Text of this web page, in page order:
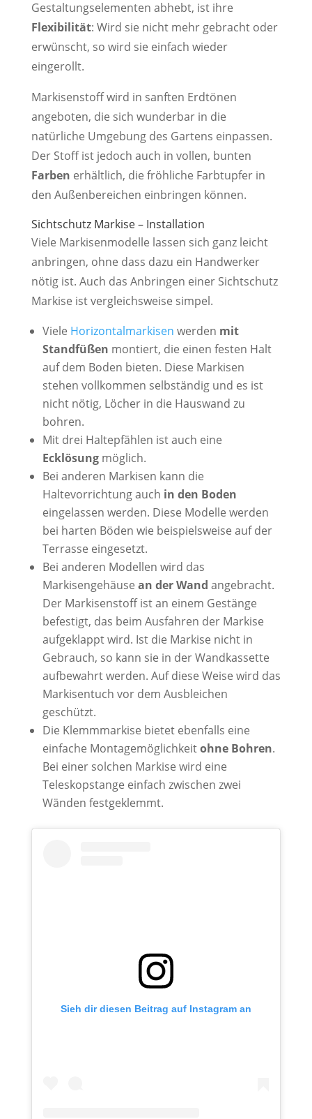
Gestaltungselementen abhebt, ist ihre
Flexibilität: Wird sie nicht mehr gebracht oder
erwünscht, so wird sie einfach wieder
eingerollt.
Markisenstoff wird in sanften Erdtönen
angeboten, die sich wunderbar in die
natürliche Umgebung des Gartens einpassen.
Der Stoff ist jedoch auch in vollen, bunten
Farben erhältlich, die fröhliche Farbtupfer in
den Außenbereichen einbringen können.
Sichtschutz Markise – Installation
Viele Markisenmodelle lassen sich ganz leicht
anbringen, ohne dass dazu ein Handwerker
nötig ist. Auch das Anbringen einer Sichtschutz
Markise ist vergleichsweise simpel.
Viele Horizontalmarkisen werden mit
Standfüßen montiert, die einen festen Halt
auf dem Boden bieten. Diese Markisen
stehen vollkommen selbständig und es ist
nicht nötig, Löcher in die Hauswand zu
bohren.
Mit drei Haltepfählen ist auch eine
Ecklösungmöglich.
Bei anderen Markisen kann die
Haltevorrichtung auch in den Boden
eingelassen werden. Diese Modelle werden
bei harten Böden wie beispielsweise auf der
Terrasse eingesetzt.
Bei anderen Modellen wird das
Markisengehäuse an der Wand angebracht.
Der Markisenstoff ist an einem Gestänge
befestigt, das beim Ausfahren der Markise
aufgeklappt wird. Ist die Markise nicht in
Gebrauch, so kann sie in der Wandkassette
aufbewahrt werden. Auf diese Weise wird das
Markisentuch vor dem Ausbleichen
geschützt.
Die Klemmmarkise bietet ebenfalls eine
einfache Montagemöglichkeitohne Bohren.
Bei einer solchen Markise wird eine
Teleskopstange einfach zwischen zwei
Wänden festgeklemmt.
Sieh dir diesen Beitrag auf Instagram an